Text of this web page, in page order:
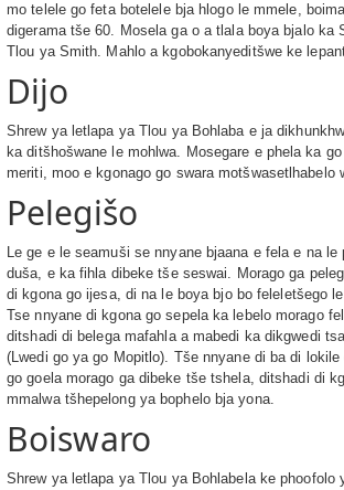
mo telele go feta botelele bja hlogo le mmele,
digerama tše 60. Mosela ga o a tlala boya bjalo ka
Tlou ya Smith. Mahlo a kgobokanyeditšwe ke
Dijo
Shrew ya letlapa ya Tlou ya Bohlaba e ja
ka ditšhošwane le mohlwa. Mosegare e phela ka
meriti, moo e kgonago go swara motšwasetlhabelo
Pelegišo
Le ge e le seamuši se nnyane bjaana e fela e na
duša, e ka fihla dibeke tše seswai. Morago ga
di kgona go ijesa, di na le boya bjo bo feleletšego
Tse nnyane di kgona go sepela ka lebelo morago
ditshadi di belega mafahla a mabedi ka dikgwedi
(Lwedi go ya go Mopitlo). Tše nnyane di ba di
go goela morago ga dibeke tše tshela, ditshadi di
mmalwa tšhepelong ya bophelo bja yona.
Boiswaro
Shrew ya letlapa ya Tlou ya Bohlabela ke phoofolo